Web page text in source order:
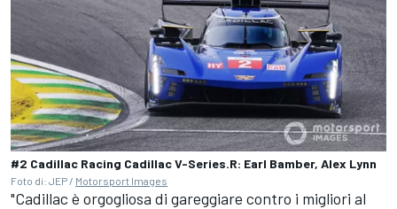
#2 Cadillac Racing Cadillac V-Series.R: Earl Bamber, Alex Lynn
Foto di: JEP / Motorsport Images
"Cadillac è orgogliosa di gareggiare contro i migliori al